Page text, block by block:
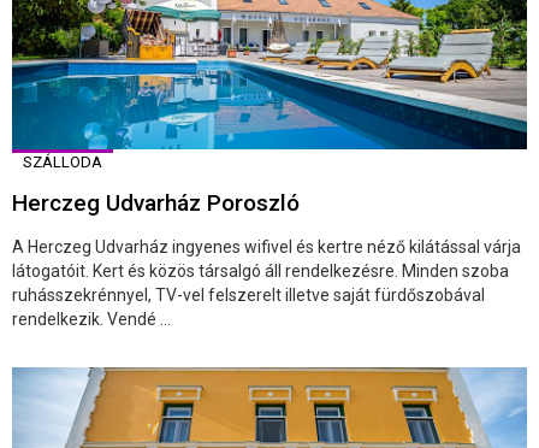
SZÁLLODA
Herczeg Udvarház Poroszló
A Herczeg Udvarház ingyenes wifivel és kertre néző kilátással várja
látogatóit. Kert és közös társalgó áll rendelkezésre. Minden szoba
ruhásszekrénnyel, TV-vel felszerelt illetve saját fürdőszobával
rendelkezik. Vendé ...